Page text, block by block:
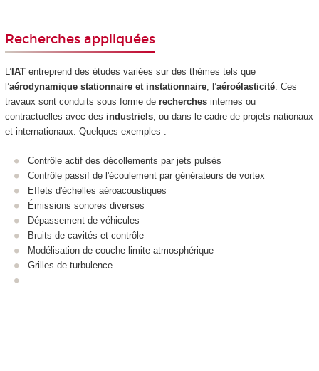
Recherches appliquées
L’ IATentreprend des études variées sur des thèmes tels que
l’aérodynamique stationnaire et instationnaire, l’aéroélasticité. Ces
travaux sont conduits sous forme de recherchesinternes ou
contractuelles avec des industriels, ou dans le cadre de projets nationaux
et internationaux. Quelques exemples :
Contrôle actif des décollements par jets pulsés
Contrôle passif de l'écoulement par générateurs de vortex
Effets d'échelles aéroacoustiques
Émissions sonores diverses
Dépassement de véhicules
Bruits de cavités et contrôle
Modélisation de couche limite atmosphérique
Grilles de turbulence